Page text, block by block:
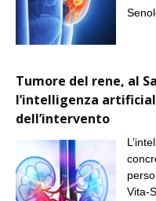
Tumore del rene, al
l’intelligenza
dell’intervento
Vita-